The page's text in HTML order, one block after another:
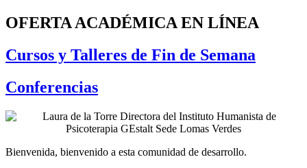
OFERTA ACADÉMICA EN LÍNEA
Cursos y Talleres de Fin de Semana
Conferencias
Bienvenida, bienvenido a esta comunidad de desarrollo.